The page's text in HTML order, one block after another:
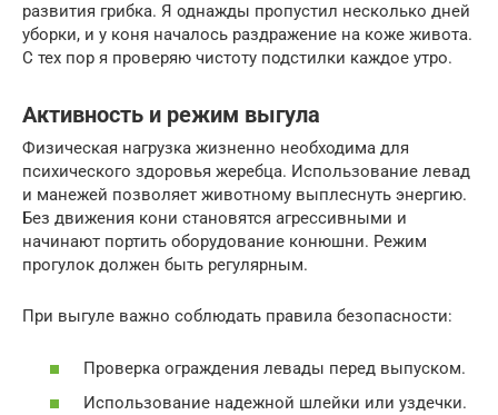
развития грибка. Я однажды пропустил несколько дней
уборки, и у коня началось раздражение на коже живота.
С тех пор я проверяю чистоту подстилки каждое утро.
Активность и режим выгула
Физическая нагрузка жизненно необходима для
психического здоровья жеребца. Использование левад
и манежей позволяет животному выплеснуть энергию.
Без движения кони становятся агрессивными и
начинают портить оборудование конюшни. Режим
прогулок должен быть регулярным.
При выгуле важно соблюдать правила безопасности:
Проверка ограждения левады перед выпуском.
Использование надежной шлейки или уздечки.